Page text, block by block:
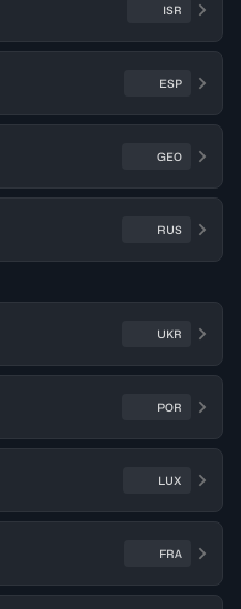
ISR
ESP
GEO
RUS
UKR
POR
LUX
FRA